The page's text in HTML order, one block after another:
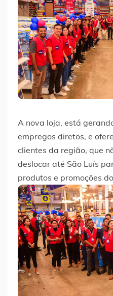
A nova loja, está
empregos diretos, e
clientes da região, que
deslocar até São Luís
produtos e promoções